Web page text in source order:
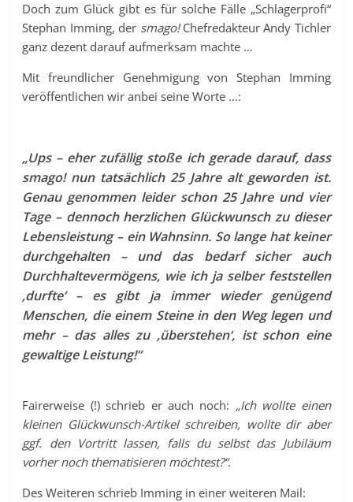
Doch zum Glück gibt es für solche Fälle „Schlagerprofi“
Stephan Imming, der smago!Chefredakteur Andy Tichler
ganz dezent darauf aufmerksam machte …
Mit freundlicher Genehmigung von Stephan Imming
veröffentlichen wir anbei seine Worte …:
„Ups – eher zufällig stoße ich gerade darauf, dass
smago! nun tatsächlich 25 Jahre alt geworden ist.
Genau genommen leider schon 25 Jahre und vier
Tage – dennoch herzlichen Glückwunsch zu dieser
Lebensleistung – ein Wahnsinn. So lange hat keiner
durchgehalten – und das bedarf sicher auch
Durchhaltevermögens, wie ich ja selber feststellen
‚durfte‘ – es gibt ja immer wieder genügend
Menschen, die einem Steine in den Weg legen und
mehr – das alles zu ‚überstehen‘, ist schon eine
gewaltige Leistung!“
Fairerweise (!) schrieb er auch noch: „Ich wollte einen
kleinen Glückwunsch-Artikel schreiben, wollte dir aber
ggf. den Vortritt lassen, falls du selbst das Jubiläum
vorher noch thematisieren möchtest?“.
Des Weiteren schrieb Imming in einer weiteren Mail: